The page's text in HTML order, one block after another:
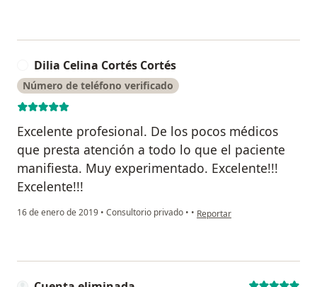
Dilia Celina Cortés Cortés
Número de teléfono verificado
Excelente profesional. De los pocos médicos
que presta atención a todo lo que el paciente
manifiesta. Muy experimentado. Excelente!!!
Excelente!!!
16 de enero de 2019 • Consultorio privado • • en opinión del usuario Dilia
Reportar